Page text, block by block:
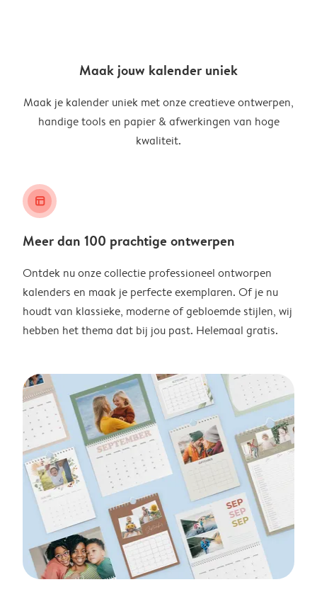
Maak jouw kalender uniek
Maak je kalender uniek met onze creatieve ontwerpen,
handige tools en papier & afwerkingen van hoge
kwaliteit.
layout_alt
Meer dan 100 prachtige ontwerpen
Ontdek nu onze collectie professioneel ontworpen
kalenders en maak je perfecte exemplaren. Of je nu
houdt van klassieke, moderne of gebloemde stijlen, wij
hebben het thema dat bij jou past. Helemaal gratis.